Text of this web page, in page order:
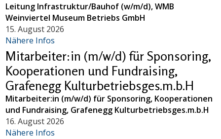
Leitung Infrastruktur/Bauhof (w/m/d), WMB
Weinviertel Museum Betriebs GmbH
15. August 2026
Nähere Infos
Mitarbeiter:in (m/w/d) für Sponsoring,
Kooperationen und Fundraising,
Grafenegg Kulturbetriebsges.m.b.H
Mitarbeiter:in (m/w/d) für Sponsoring, Kooperationen
und Fundraising, Grafenegg Kulturbetriebsges.m.b.H
16. August 2026
Nähere Infos